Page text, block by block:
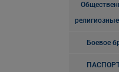
Боевое